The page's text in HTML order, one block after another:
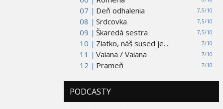
07 |
7,5/10
Deň odhalenia
08 |
7,5/10
Srdcovka
09 |
7,5/10
Škaredá sestra
10 |
7/10
Zlatko, náš sused je...
11 |
7/10
Vaiana / Vaiana
12 |
7/10
Prameň
PODCASTY